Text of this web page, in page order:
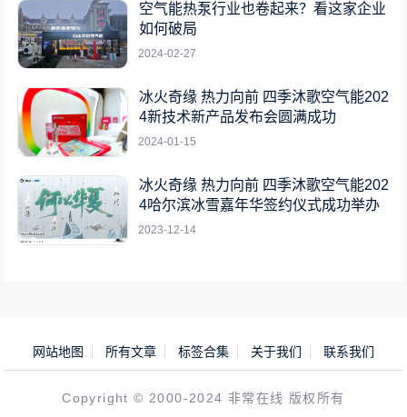
空气能热泵行业也卷起来？看这家企业
如何破局
2024-02-27
冰火奇缘 热力向前 四季沐歌空气能202
4新技术新产品发布会圆满成功
2024-01-15
冰火奇缘 热力向前 四季沐歌空气能202
4哈尔滨冰雪嘉年华签约仪式成功举办
2023-12-14
网站地图 所有文章 标签合集 关于我们 联系我们
Copyright © 2000-2024 非常在线 版权所有